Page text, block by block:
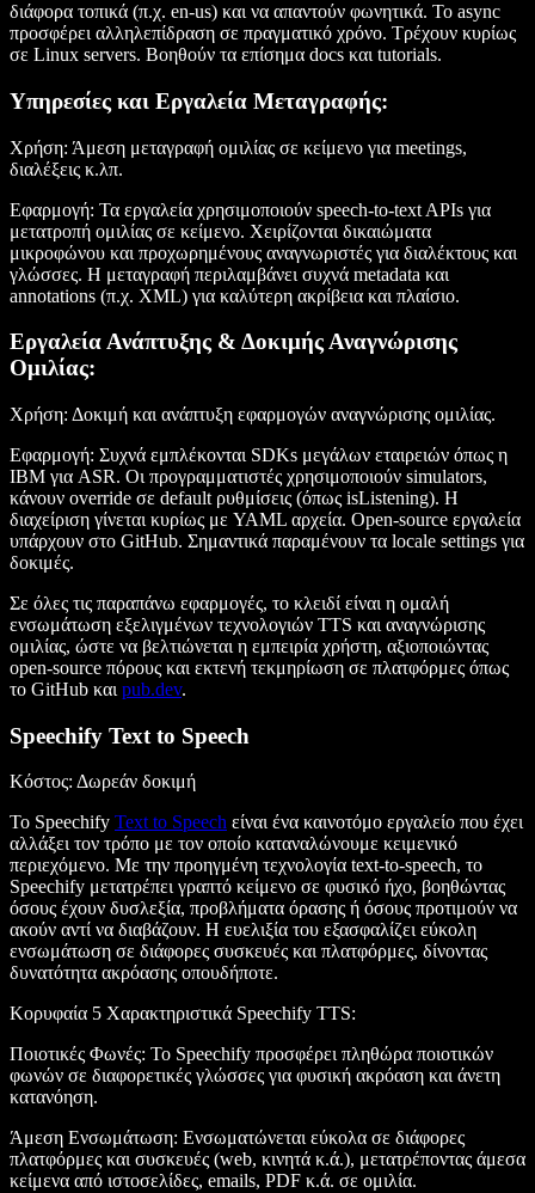
διάφορα τοπικά (π.χ. en-us) και να απαντούν φωνητικά. Το async
προσφέρει αλληλεπίδραση σε πραγματικό χρόνο. Τρέχουν κυρίως
σε Linux servers. Βοηθούν τα επίσημα docs και tutorials.
Υπηρεσίες και Εργαλεία Μεταγραφής:
Χρήση: Άμεση μεταγραφή ομιλίας σε κείμενο για meetings,
διαλέξεις κ.λπ.
Εφαρμογή: Τα εργαλεία χρησιμοποιούν speech-to-text APIs για
μετατροπή ομιλίας σε κείμενο. Χειρίζονται δικαιώματα
μικροφώνου και προχωρημένους αναγνωριστές για διαλέκτους και
γλώσσες. Η μεταγραφή περιλαμβάνει συχνά metadata και
annotations (π.χ. XML) για καλύτερη ακρίβεια και πλαίσιο.
Εργαλεία Ανάπτυξης & Δοκιμής Αναγνώρισης
Ομιλίας:
Χρήση: Δοκιμή και ανάπτυξη εφαρμογών αναγνώρισης ομιλίας.
Εφαρμογή: Συχνά εμπλέκονται SDKs μεγάλων εταιρειών όπως η
IBM για ASR. Οι προγραμματιστές χρησιμοποιούν simulators,
κάνουν override σε default ρυθμίσεις (όπως isListening). Η
διαχείριση γίνεται κυρίως με YAML αρχεία. Open-source εργαλεία
υπάρχουν στο GitHub. Σημαντικά παραμένουν τα locale settings για
δοκιμές.
Σε όλες τις παραπάνω εφαρμογές, το κλειδί είναι η ομαλή
ενσωμάτωση εξελιγμένων τεχνολογιών TTS και αναγνώρισης
ομιλίας, ώστε να βελτιώνεται η εμπειρία χρήστη, αξιοποιώντας
open-source πόρους και εκτενή τεκμηρίωση σε πλατφόρμες όπως
το GitHub και pub.dev.
Speechify Text to Speech
Κόστος: Δωρεάν δοκιμή
Το Speechify Text to Speech είναι ένα καινοτόμο εργαλείο που έχει
αλλάξει τον τρόπο με τον οποίο καταναλώνουμε κειμενικό
περιεχόμενο. Με την προηγμένη τεχνολογία text-to-speech, το
Speechify μετατρέπει γραπτό κείμενο σε φυσικό ήχο, βοηθώντας
όσους έχουν δυσλεξία, προβλήματα όρασης ή όσους προτιμούν να
ακούν αντί να διαβάζουν. Η ευελιξία του εξασφαλίζει εύκολη
ενσωμάτωση σε διάφορες συσκευές και πλατφόρμες, δίνοντας
δυνατότητα ακρόασης οπουδήποτε.
Κορυφαία 5 Χαρακτηριστικά Speechify TTS:
Ποιοτικές Φωνές: Το Speechify προσφέρει πληθώρα ποιοτικών
φωνών σε διαφορετικές γλώσσες για φυσική ακρόαση και άνετη
κατανόηση.
Άμεση Ενσωμάτωση: Ενσωματώνεται εύκολα σε διάφορες
πλατφόρμες και συσκευές (web, κινητά κ.ά.), μετατρέποντας άμεσα
κείμενα από ιστοσελίδες, emails, PDF κ.ά. σε ομιλία.